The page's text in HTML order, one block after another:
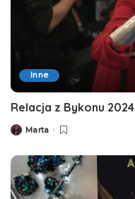
Inne
Relacja z Bykonu 2024
Posted
Marta